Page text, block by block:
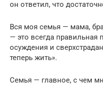
он ответил, что
Вся моя семья — мама,
— это всегда правильная
осуждения и
теперь жить».
Семья — главное, с чем